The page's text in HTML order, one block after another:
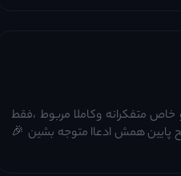
متفکرانه وکاملا مربوط ،فقط
پایین همش ادعاا متوجه بشین 🎉